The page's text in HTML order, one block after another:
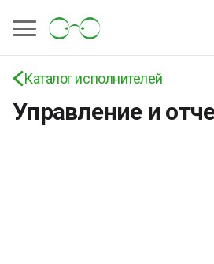
Каталог исполнителей
Управление и